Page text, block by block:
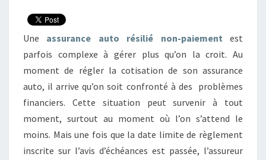
ET
RÉGLER
SES
IMPAYÉS !
Une assurance auto résilié non-paiement est
parfois complexe à gérer plus qu’on la croit. Au
moment de régler la cotisation de son assurance
auto, il arrive qu’on soit confronté à des problèmes
financiers. Cette situation peut survenir à tout
moment, surtout au moment où l’on s’attend le
moins. Mais une fois que la date limite de règlement
inscrite sur l’avis d’échéances est passée, l’assureur